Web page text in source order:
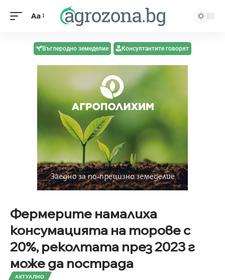
Aa
Въглеродно земеделие Консултантите говорят
Фермерите намалиха
консумацията на торове с
20%, реколтата през 2023 г
може да пострада
АКТУАЛНО